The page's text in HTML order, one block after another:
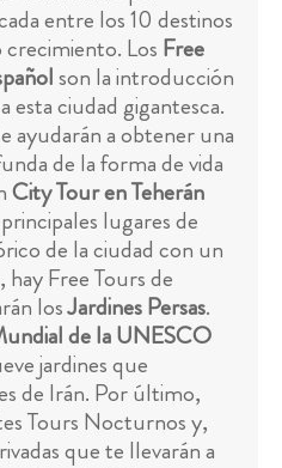
entre los 10 destinos
Los Free
son la introducción
esta ciudad gigantesca.
ayudarán a obtener una
de la forma de vida
City Tour en Teherán
lugares de
de la ciudad con un
Free Tours de
losJardines Persas.
de la UNESCO
jardines que
de Irán. Por último,
Tours Nocturnos y,
que te llevarán a